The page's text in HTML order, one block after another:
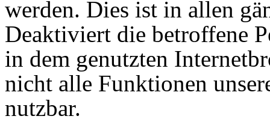
werden. Dies ist in allen
Deaktiviert die betroffene
in dem genutzten
nicht alle Funktionen
nutzbar.